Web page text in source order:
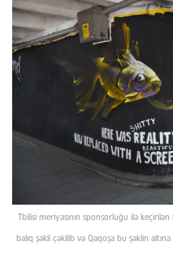
Tbilisi meriyasının sponsorluğu ilə
balıq şəkli çəkilib və Qaqoşa bu şəklin